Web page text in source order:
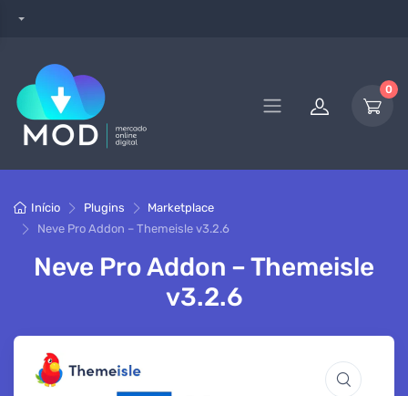
0
Início Plugins
Marketplace
Neve Pro Addon – Themeisle v3.2.6
Neve Pro Addon – Themeisle
v3.2.6